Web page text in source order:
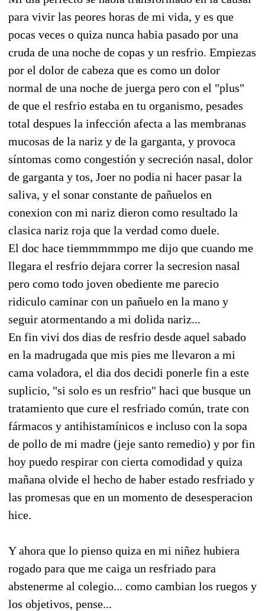
para vivir las peores horas de mi vida, y es que
pocas veces o quiza nunca habia pasado por una
cruda de una noche de copas y un resfrio. Empiezas
por el dolor de cabeza que es como un dolor
normal de una noche de juerga pero con el "plus"
de que el resfrio estaba en tu organismo, pesades
total despues la infección afecta a las membranas
mucosas de la nariz y de la garganta, y provoca
síntomas como congestión y secreción nasal, dolor
de garganta y tos, Joer no podia ni hacer pasar la
saliva, y el sonar constante de pañuelos en
conexion con mi nariz dieron como resultado la
clasica nariz roja que la verdad como duele.
El doc hace tiemmmmmpo me dijo que cuando me
llegara el resfrio dejara correr la secresion nasal
pero como todo joven obediente me parecio
ridiculo caminar con un pañuelo en la mano y
seguir atormentando a mi dolida nariz...
En fin vivi dos dias de resfrio desde aquel sabado
en la madrugada que mis pies me llevaron a mi
cama voladora, el dia dos decidi ponerle fin a este
suplicio, "si solo es un resfrio" haci que busque un
tratamiento que cure el resfriado común, trate con
fármacos y antihistamínicos e incluso con la sopa
de pollo de mi madre (jeje santo remedio) y por fin
hoy puedo respirar con cierta comodidad y quiza
mañana olvide el hecho de haber estado resfriado y
las promesas que en un momento de desesperacion
hice.
Y ahora que lo pienso quiza en mi niñez hubiera
rogado para que me caiga un resfriado para
abstenerme al colegio... como cambian los ruegos y
los objetivos, pense...